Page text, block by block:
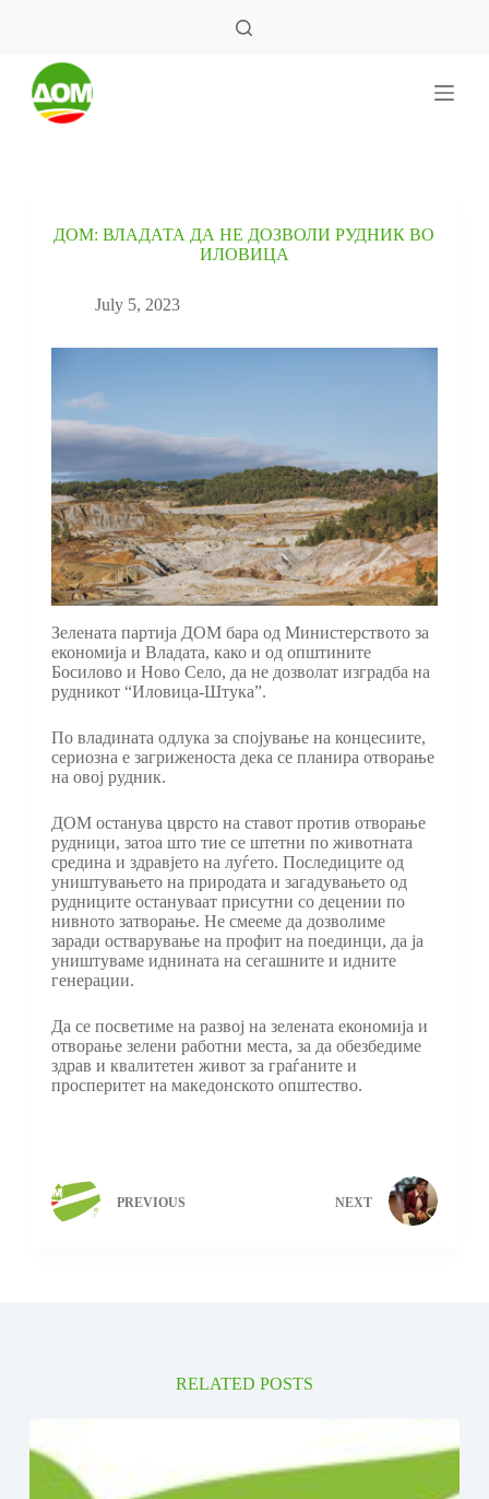
ДОМ: ВЛАДАТА ДА НЕ ДОЗВОЛИ РУДНИК ВО
ИЛОВИЦА
July 5, 2023
Зелената партија ДОМ бара од Министерството за
економија и Владата, како и од општините
Босилово и Ново Село, да не дозволат изградба на
рудникот “Иловица-Штука”.
По владината одлука за спојување на концесиите,
сериозна е загриженоста дека се планира отворање
на овој рудник.
ДОМ останува цврсто на ставот против отворање
рудници, затоа што тие се штетни по животната
средина и здравјето на луѓето. Последиците од
уништувањето на природата и загадувањето од
рудниците остануваат присутни со децении по
нивното затворање. Не смееме да дозволиме
заради остварување на профит на поединци, да ја
уништуваме иднината на сегашните и идните
генерации.
Да се посветиме на развој на зелената економија и
отворање зелени работни места, за да обезбедиме
здрав и квалитетен живот за граѓаните и
просперитет на македонското општество.
PREVIOUS NEXT
RELATED POSTS